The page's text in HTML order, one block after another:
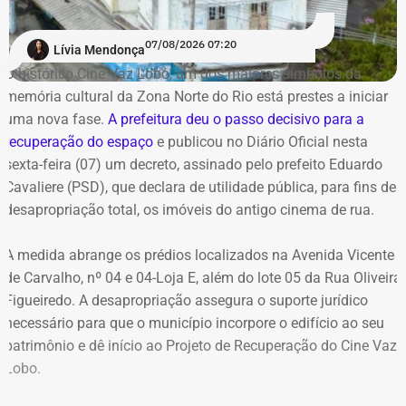
Paraty
Petrópolis
Belford Roxo
Alerta e Prevenção
A capital fluminense entrou em Estágio 2 de mobilização
na noite de ontem.
Lívia Mendonça07/08/2026 07:20
O histórico Cine Vaz Lobo, um dos maiores símbolos da
memória cultural da Zona Norte do Rio está prestes a iniciar
uma nova fase. A prefeitura deu o passo decisivo para a
recuperação do espaço e publicou no Diário Oficial nesta
sexta-feira (07) um decreto, assinado pelo prefeito Eduardo
Cavaliere (PSD), que declara de utilidade pública, para fins de
desapropriação total, os imóveis do antigo cinema de rua.
A medida abrange os prédios localizados na Avenida Vicente
de Carvalho, nº 04 e 04-Loja E, além do lote 05 da Rua Oliveira
Figueiredo. A desapropriação assegura o suporte jurídico
necessário para que o município incorpore o edifício ao seu
patrimônio e dê início ao Projeto de Recuperação do Cine Vaz
Lobo.